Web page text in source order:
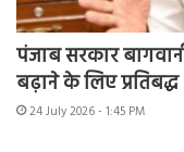
पंजाब सरकार
बढ़ाने के लिए प्रतिबद्ध
24 July 2026 - 1:45 PM